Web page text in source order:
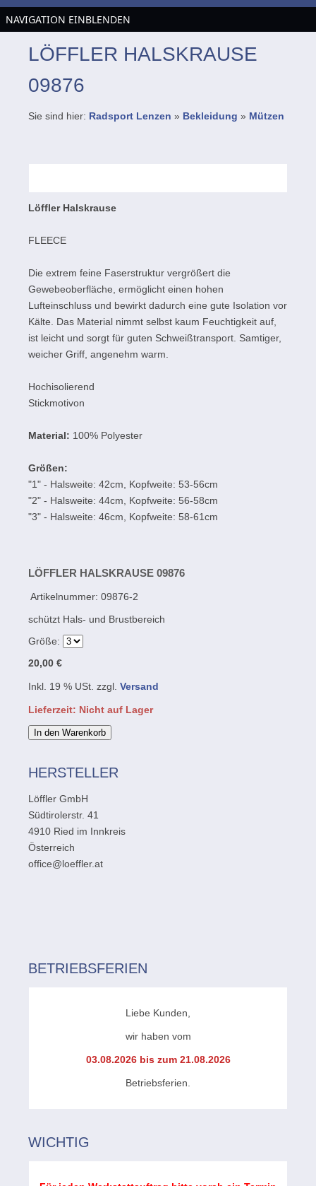
NAVIGATION EINBLENDEN
LÖFFLER HALSKRAUSE
09876
Sie sind hier: Radsport Lenzen » Bekleidung » Mützen
Löffler Halskrause
FLEECE
Die extrem feine Faserstruktur vergrößert die
Gewebeoberfläche, ermöglicht einen hohen
Lufteinschluss und bewirkt dadurch eine gute Isolation vor
Kälte. Das Material nimmt selbst kaum Feuchtigkeit auf,
ist leicht und sorgt für guten Schweißtransport. Samtiger,
weicher Griff, angenehm warm.
Hochisolierend
Stickmotivon
Material: 100% Polyester
Größen:
"1" - Halsweite: 42cm, Kopfweite: 53-56cm
"2" - Halsweite: 44cm, Kopfweite: 56-58cm
"3" - Halsweite: 46cm, Kopfweite: 58-61cm
LÖFFLER HALSKRAUSE 09876
Artikelnummer: 09876-2
schützt Hals- und Brustbereich
Größe:
20,00 €
Inkl. 19 % USt. zzgl. Versand
Lieferzeit: Nicht auf Lager
In den Warenkorb
HERSTELLER
Löffler GmbH
Südtirolerstr. 41
4910 Ried im Innkreis
Österreich
office@loeffler.at
BETRIEBSFERIEN
Liebe Kunden,
wir haben vom
03.08.2026 bis zum 21.08.2026
Betriebsferien.
WICHTIG